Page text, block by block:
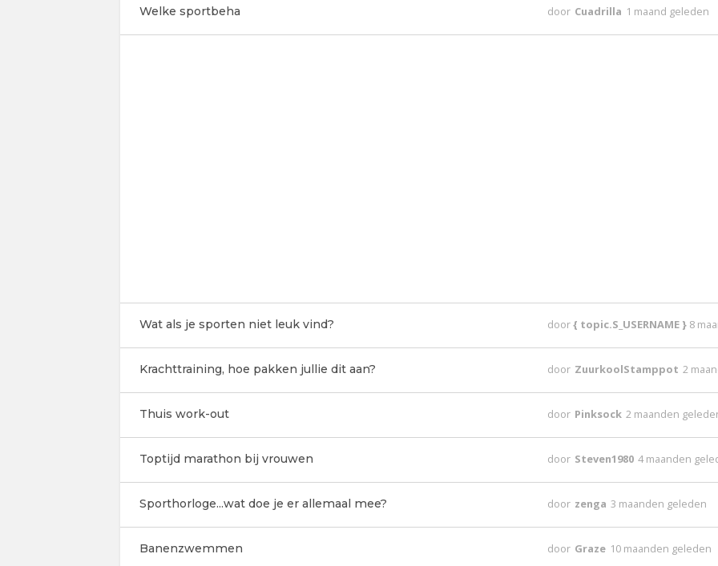
Welke sportbeha door Cuadrilla 1 maand geleden
Wat als je sporten niet leuk vind? door{ topic.S_USERNAME } 8
Krachttraining, hoe pakken jullie dit aan? door ZuurkoolStamppot 2
Thuis work-out door Pinksock 2 maanden
Toptijd marathon bij vrouwen door Steven1980 4 maanden
Sporthorloge...wat doe je er allemaal mee? door zenga 3 maanden geleden
Banenzwemmen door Graze 10 maanden geleden